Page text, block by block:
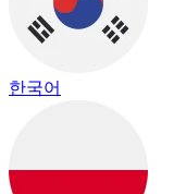
한국어